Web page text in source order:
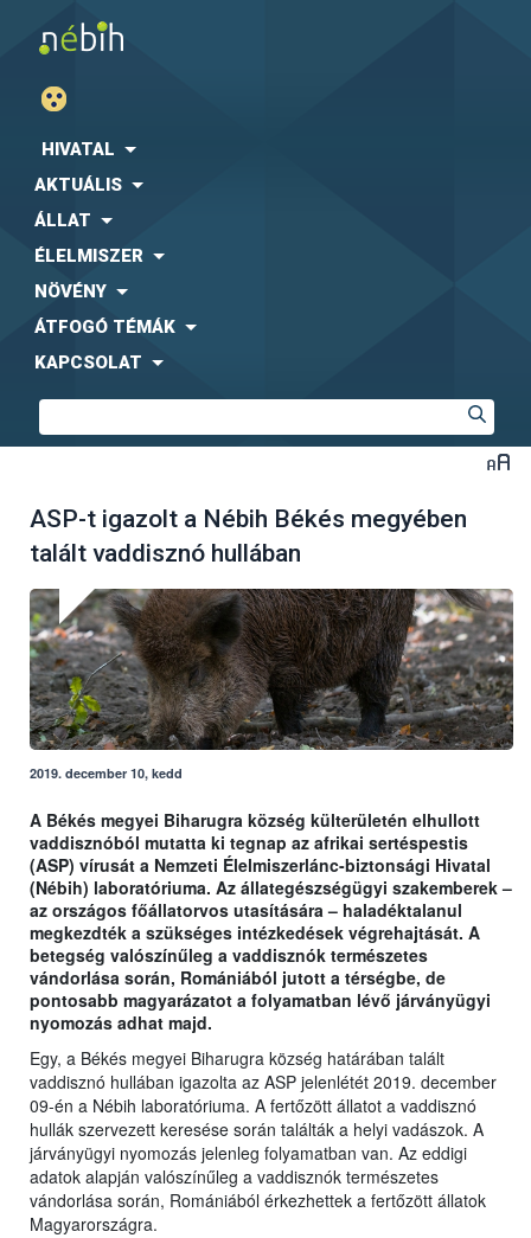
HIVATAL
AKTUÁLIS
ÁLLAT
ÉLELMISZER
NÖVÉNY
ÁTFOGÓ TÉMÁK
KAPCSOLAT
ASP-t igazolt a Nébih Békés megyében
talált vaddisznó hullában
2019. december 10, kedd
A Békés megyei Biharugra község külterületén elhullott
vaddisznóból mutatta ki tegnap az afrikai sertéspestis
(ASP) vírusát a Nemzeti Élelmiszerlánc-biztonsági Hivatal
(Nébih) laboratóriuma. Az állategészségügyi szakemberek –
az országos főállatorvos utasítására – haladéktalanul
megkezdték a szükséges intézkedések végrehajtását. A
betegség valószínűleg a vaddisznók természetes
vándorlása során, Romániából jutott a térségbe, de
pontosabb magyarázatot a folyamatban lévő járványügyi
nyomozás adhat majd.
Egy, a Békés megyei Biharugra község határában talált
vaddisznó hullában igazolta az ASP jelenlétét 2019. december
09-én a Nébih laboratóriuma. A fertőzött állatot a vaddisznó
hullák szervezett keresése során találták a helyi vadászok. A
járványügyi nyomozás jelenleg folyamatban van. Az eddigi
adatok alapján valószínűleg a vaddisznók természetes
vándorlása során, Romániából érkezhettek a fertőzött állatok
Magyarországra.